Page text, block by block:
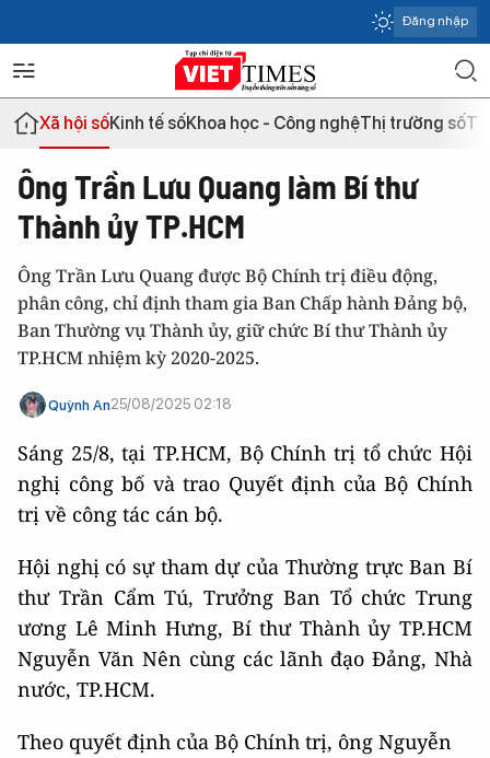
Đăng nhập
Xã hội sốKinh tế sốKhoa học - Công nghệThị trường số
Ông Trần Lưu Quang làm Bí thư
Thành ủy TP.HCM
Ông Trần Lưu Quang được Bộ Chính trị điều động,
phân công, chỉ định tham gia Ban Chấp hành Đảng bộ,
Ban Thường vụ Thành ủy, giữ chức Bí thư Thành ủy
TP.HCM nhiệm kỳ 2020-2025.
Quỳnh An25/08/2025 02:18
Sáng 25/8, tại TP.HCM, Bộ Chính trị tổ chức Hội
nghị công bố và trao Quyết định của Bộ Chính
trị về công tác cán bộ.
Hội nghị có sự tham dự của Thường trực Ban Bí
thư Trần Cẩm Tú, Trưởng Ban Tổ chức Trung
ương Lê Minh Hưng, Bí thư Thành ủy TP.HCM
Nguyễn Văn Nên cùng các lãnh đạo Đảng, Nhà
nước, TP.HCM.
Theo quyết định của Bộ Chính trị, ông Nguyễn